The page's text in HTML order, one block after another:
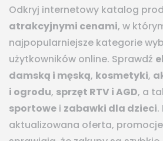
Odkryj internetowy katalog
atrakcyjnymi cenami, w
najpopularniejsze kategorie
użytkowników online. Sprawdź
damską i męską, kosmetyki,
i ogrodu, sprzęt RTV i AGD, a
sportowe i zabawki dla dzieci.
aktualizowana oferta,